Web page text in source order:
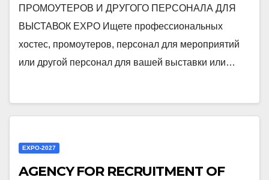
ПРОМОУТЕРОВ И ДРУГОГО ПЕРСОНАЛА ДЛЯ
ВЫСТАВОК EXPO Ищете профессиональных
хостес, промоутеров, персонал для мероприятий
или другой персонал для вашей выставки или…
EXPO-2027
AGENCY FOR RECRUITMENT OF